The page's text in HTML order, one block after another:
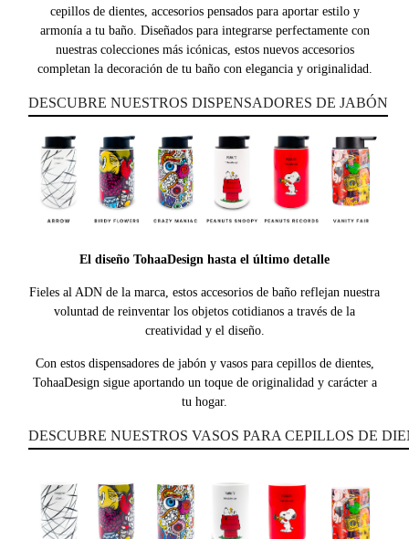
cepillos de dientes, accesorios pensados para aportar estilo y
armonía a tu baño. Diseñados para integrarse perfectamente con
nuestras colecciones más icónicas, estos nuevos accesorios
completan la decoración de tu baño con elegancia y originalidad.
DESCUBRE NUESTROS DISPENSADORES DE JABÓN
El diseño TohaaDesign hasta el último detalle
Fieles al ADN de la marca, estos accesorios de baño reflejan nuestra
voluntad de reinventar los objetos cotidianos a través de la
creatividad y el diseño.
Con estos dispensadores de jabón y vasos para cepillos de dientes,
TohaaDesign sigue aportando un toque de originalidad y carácter a
tu hogar.
DESCUBRE NUESTROS VASOS PARA CEPILLOS DE